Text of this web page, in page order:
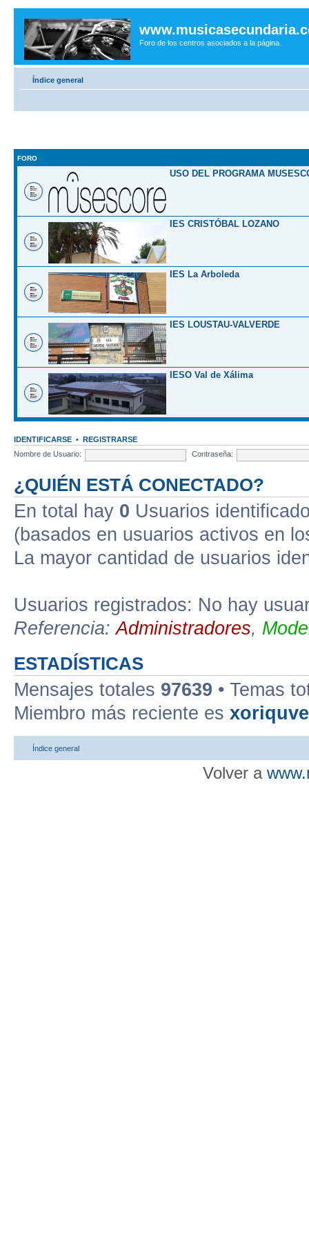
Foro de los centros asociados a la página.
Índice general
FORO
USO DEL PROGRAMA
IES CRISTÓBAL LOZANO
IES La Arboleda
IES LOUSTAU-VALVERDE
IESO Val de Xálima
IDENTIFICARSE • REGISTRARSE
Nombre de Usuario:
Contraseña:
¿QUIÉN ESTÁ CONECTADO?
En total hay 0 Usuarios
(basados en usuarios activos en
La mayor cantidad de usuarios
Usuarios registrados: No hay
Referencia:Administradores,
ESTADÍSTICAS
Mensajes totales 97639 • Temas
Miembro más reciente es
Índice general
Volver a